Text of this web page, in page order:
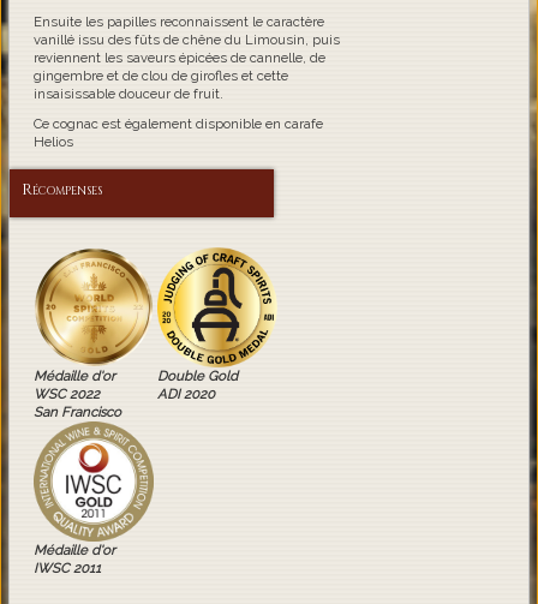
Ensuite les papilles reconnaissent le caractère
vanillé issu des fûts de chêne du Limousin, puis
reviennent les saveurs épicées de cannelle, de
gingembre et de clou de girofles et cette
insaisissable douceur de fruit.
Ce cognac est également disponible en carafe
Helios
Récompenses
Médaille d'or
WSC 2022
San Francisco
Double Gold
ADI 2020
Médaille d'or
IWSC 2011